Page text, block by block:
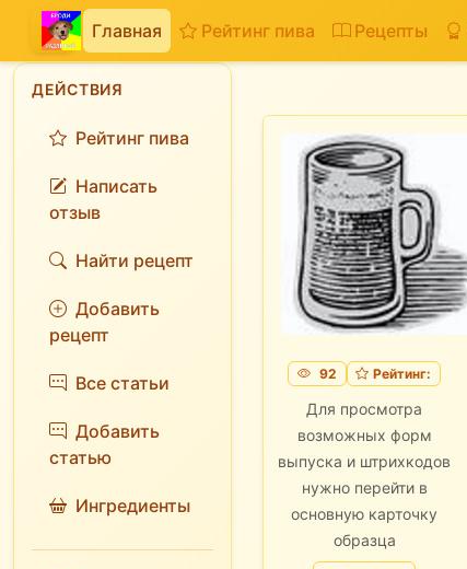
Главная Рейтинг пива Рецепты
ДЕЙСТВИЯ
Рейтинг пива
Написать
отзыв
Найти рецепт
Добавить
рецепт
Все статьи
Добавить
статью
Ингредиенты
92 Рейтинг:
Для просмотра
возможных форм
выпуска и штрихкодов
нужно перейти в
основную карточку
образца